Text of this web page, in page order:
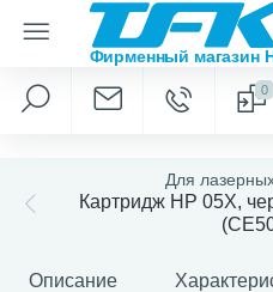
0
Для
Картридж HP 05X,
Описание